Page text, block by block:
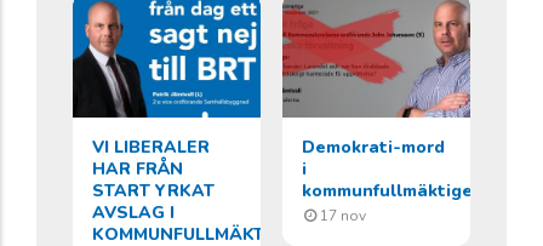
VI LIBERALER
HAR FRÅN
START YRKAT
AVSLAG I
KOMMUNFULLMÄKTIGE
Demokrati-mord
i
kommunfullmäktige
17 nov